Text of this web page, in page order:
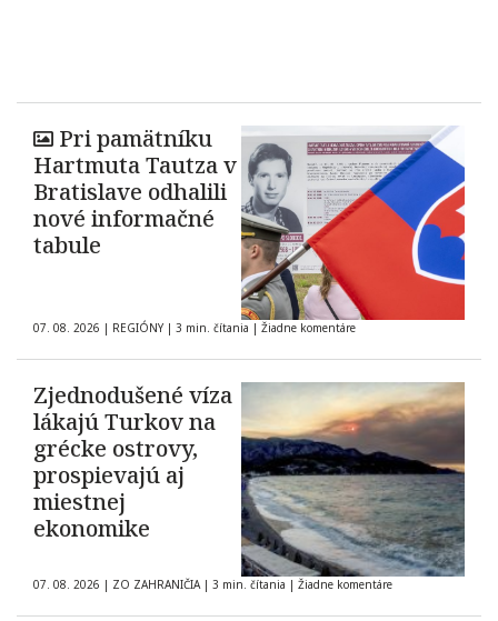
Pri pamätníku
Hartmuta Tautza v
Bratislave odhalili
nové informačné
tabule
07. 08. 2026 | REGIÓNY | 3 min. čítania | Žiadne komentáre
Zjednodušené víza
lákajú Turkov na
grécke ostrovy,
prospievajú aj
miestnej
ekonomike
07. 08. 2026 | ZO ZAHRANIČIA | 3 min. čítania | Žiadne komentáre